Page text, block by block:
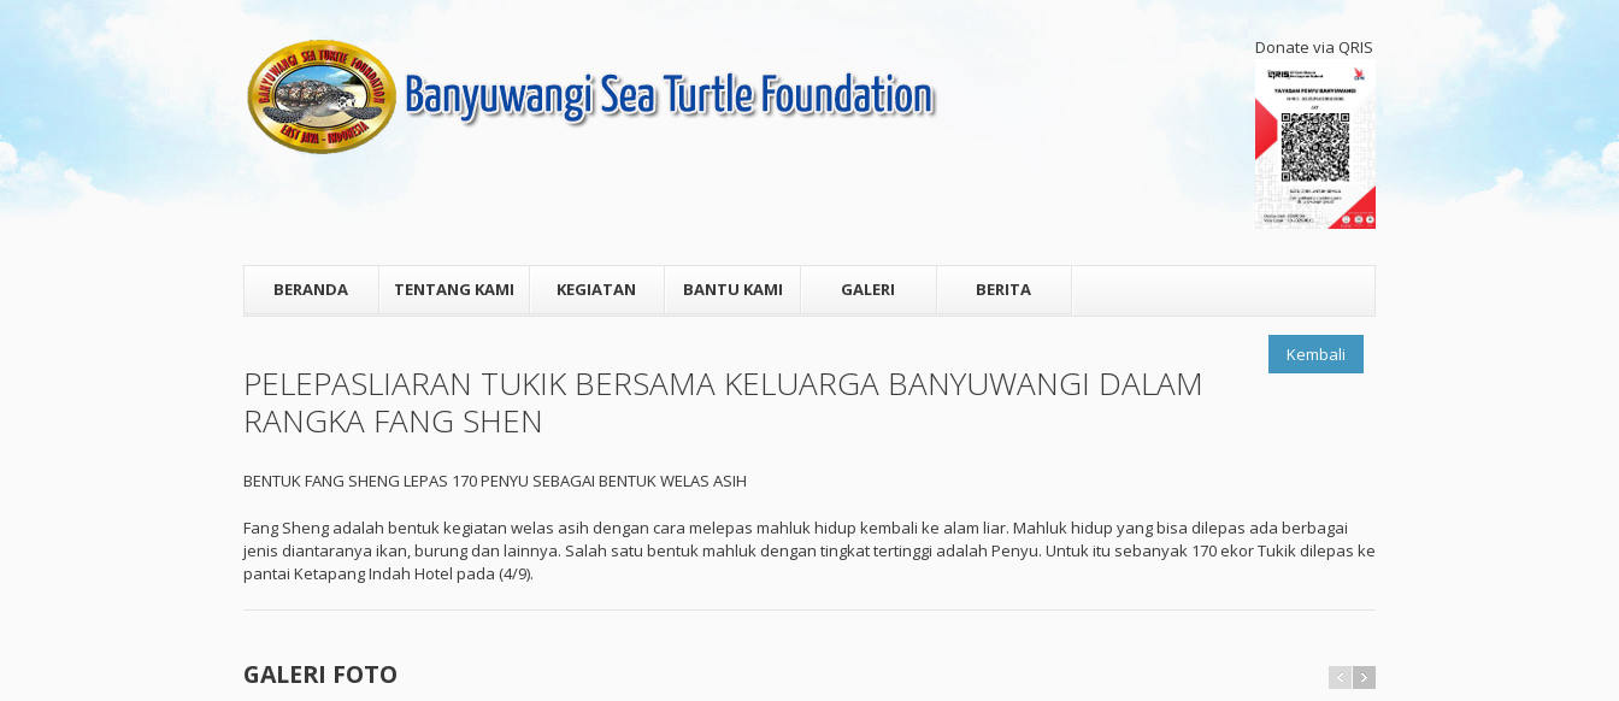
Donate via QRIS
BERANDA TENTANG KAMI KEGIATAN BANTU KAMI GALERI BERITA
Kembali
PELEPASLIARAN TUKIK BERSAMA KELUARGA BANYUWANGI DALAM
RANGKA FANG SHEN
BENTUK FANG SHENG LEPAS 170 PENYU SEBAGAI BENTUK WELAS ASIH
Fang Sheng adalah bentuk kegiatan welas asih dengan cara melepas mahluk hidup kembali ke alam liar. Mahluk hidup yang bisa dilepas ada berbagai
jenis diantaranya ikan, burung dan lainnya. Salah satu bentuk mahluk dengan tingkat tertinggi adalah Penyu. Untuk itu sebanyak 170 ekor Tukik dilepas ke
pantai Ketapang Indah Hotel pada (4/9).
GALERI FOTO